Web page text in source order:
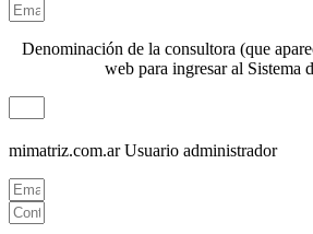
Denominación de la consultora (que
web para ingresar al Sistema
mimatriz.com.ar Usuario administrador